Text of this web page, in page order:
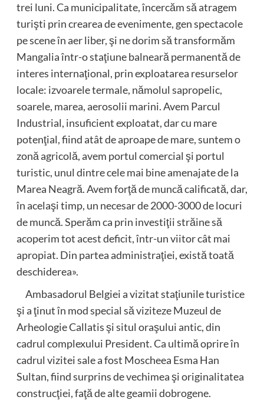
trei luni. Ca municipalitate, încercăm să atragem
turişti prin crearea de evenimente, gen spectacole
pe scene în aer liber, şi ne dorim să transformăm
Mangalia într-o staţiune balneară permanentă de
interes internaţional, prin exploatarea resurselor
locale: izvoarele termale, nămolul sapropelic,
soarele, marea, aerosolii marini. Avem Parcul
Industrial, insuficient exploatat, dar cu mare
potenţial, fiind atât de aproape de mare, suntem o
zonă agricolă, avem portul comercial şi portul
turistic, unul dintre cele mai bine amenajate de la
Marea Neagră. Avem forţă de muncă calificată, dar,
în acelaşi timp, un necesar de 2000-3000 de locuri
de muncă. Sperăm ca prin investiţii străine să
acoperim tot acest deficit, într-un viitor cât mai
apropiat. Din partea administraţiei, există toată
deschiderea».
Ambasadorul Belgiei a vizitat staţiunile turistice
şi a ţinut în mod special să viziteze Muzeul de
Arheologie Callatis şi situl oraşului antic, din
cadrul complexului President. Ca ultimă oprire în
cadrul vizitei sale a fost Moscheea Esma Han
Sultan, fiind surprins de vechimea şi originalitatea
construcţiei, faţă de alte geamii dobrogene.